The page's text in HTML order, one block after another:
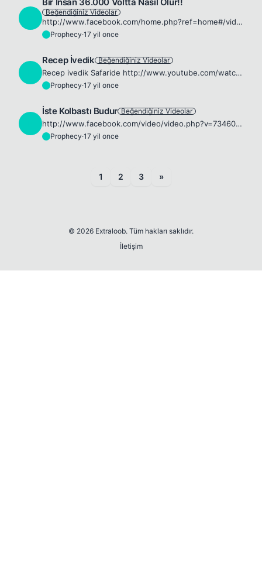
Beğendiğiniz Videolar
http://www.facebook.com/home.php?ref=home#/video/video.php?v=89649243986&amp;ref=nf :!!&amp;%&amp;!
Prophecy·17 yil once
Recep İvedik Beğendiğiniz Videolar
Recep ivedik Safaride http://www.youtube.com/watch?v=7B8q_NHURj4 Recep İvedik Everestte http://www.youtube.com/watch?v=2p9rOTQkZ1g&amp;feature=related Recep ivedik Plajda http://www.youtube.com/watch?...
Prophecy·17 yil once
İste Kolbastı Budur Beğendiğiniz Videolar
http://www.facebook.com/video/video.php?v=73460993839&amp;ref=mf 🍿 😁
Prophecy·17 yil once
1 2 3 »
© 2026 Extraloob. Tüm hakları saklıdır.
İletişim